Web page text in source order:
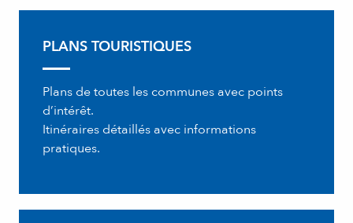
PLANS TOURISTIQUES
Plans de toutes les communes avec points
d’intérêt.
Itinéraires détaillés avec informations
pratiques.